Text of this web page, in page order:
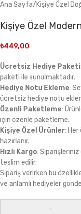
Ana Sayfa/Kişiye Özel
Kişiye Özel
₺449,00
Ücretsiz Hediye Paketi
paketi ile sunulmaktadır.
Hediye Notu Ekleme:
ücretsiz hediye notu
Özenli Paketleme:
için özenle paketleme.
Kişiye Özel Ürünler: Her
hazırlanır.
Hızlı Kargo: Siparişleriniz
teslim edilir.
Sipariş verirken bu
ve anlamlı hediyeler
-